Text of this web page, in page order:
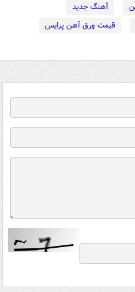
آهنگ جدید
قیمت ورق آهن پرایس